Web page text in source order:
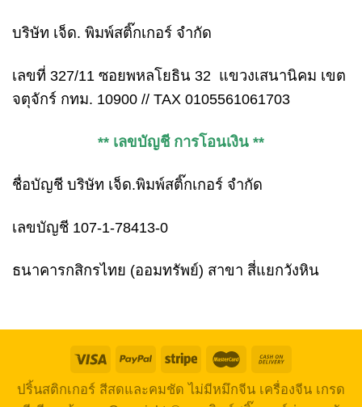
บริษัท เจ็ด. พิมพ์สติ๊กเกอร์ จำกัด
เลขที่ 327/11 ซอยพหลโยธิน 32 แขวงเสนานิคม เขต
จตุจักร์ กทม. 10900 // TAX 0105561061703
** เลขบัญชี การโอนเงิน **
ชื่อบัญชี บริษัท เจ็ด.พิมพ์สติ๊กเกอร์ จำกัด
เลขบัญชี 107-1-78413-0
ธนาคารกสิกรไทย (ออมทรัพย์) สาขา สี่แยกวังหิน
ปริ้นสติกเกอร์ สีสดและคมชัด ไม่มีหมึกจีน เครื่องจีน เกรด